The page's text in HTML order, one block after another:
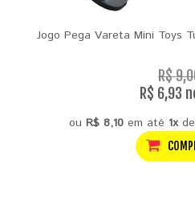
Jogo Pega Vareta Mini Toys
R$
R$ 6,93
ou R$ 8,10em até 1xde